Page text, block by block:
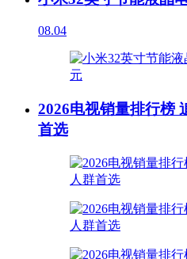
08.04
2026电视销量排行榜
首选